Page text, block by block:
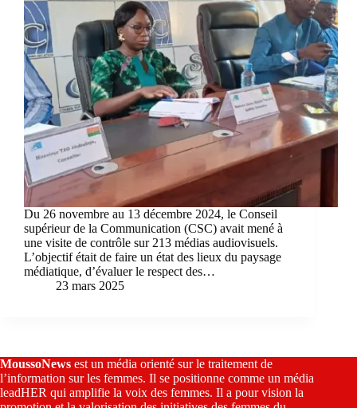
Du 26 novembre au 13 décembre 2024, le Conseil
supérieur de la Communication (CSC) avait mené à
une visite de contrôle sur 213 médias audiovisuels.
L’objectif était de faire un état des lieux du paysage
médiatique, d’évaluer le respect des…
23 mars 2025
MoussoNews est un média orienté sur le traitement de
l’information sur les femmes. Il se positionne comme un média
leadHER qui amplifie la voix des femmes. Il a pour vision la